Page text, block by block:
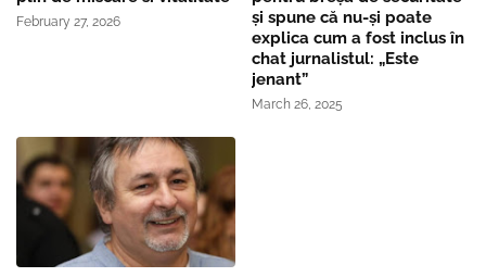
February 27, 2026
și spune că nu-și poate
explica cum a fost inclus în
chat jurnalistul: „Este
jenant”
March 26, 2025